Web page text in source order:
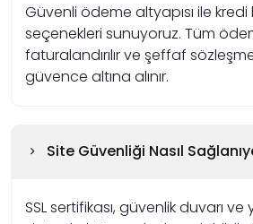
Güvenli ödeme altyapısı ile kredi
seçenekleri sunuyoruz. Tüm
faturalandırılır ve şeffaf
güvence altına alınır.
Site Güvenliği Nasıl
SSL sertifikası, güvenlik duvarı